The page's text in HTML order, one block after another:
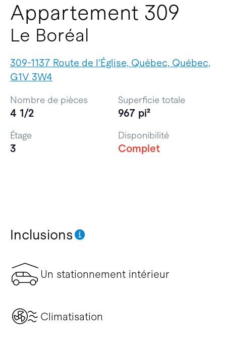
Appartement 309
Le Boréal
309-1137 Route de l'Église, Québec, Québec,
G1V 3W4
Inclusions
Un stationnement intérieur
Climatisation
Nombre de pièces
4 1/2
Superficie totale
967 pi²
Étage
3
Disponibilité
Complet